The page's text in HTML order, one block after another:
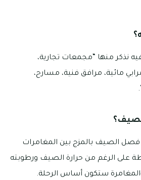
نذكر منها “مجمعات تجارية‏،
مائية‏، مرافق فنية‏، مسارح‏،
فصل الصيف بالمزج بين المغامرات
على الرغم من حرارة الصيف ورطوبته
ستكون أساس الرحلة.